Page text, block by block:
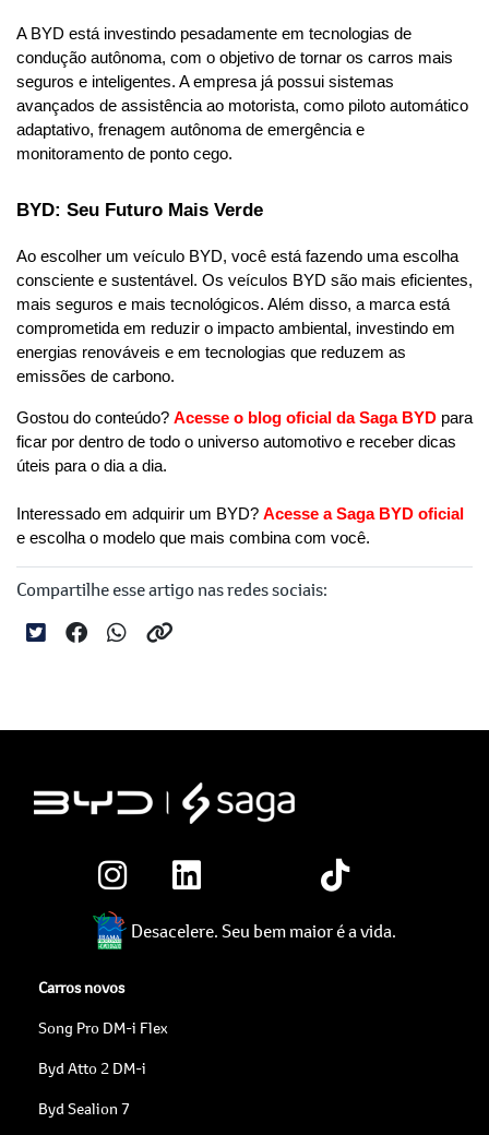
A BYD está investindo pesadamente em tecnologias de
condução autônoma, com o objetivo de tornar os carros mais
seguros e inteligentes. A empresa já possui sistemas
avançados de assistência ao motorista, como piloto automático
adaptativo, frenagem autônoma de emergência e
monitoramento de ponto cego.
BYD: Seu Futuro Mais Verde
Ao escolher um veículo BYD, você está fazendo uma escolha
consciente e sustentável. Os veículos BYD são mais eficientes,
mais seguros e mais tecnológicos. Além disso, a marca está
comprometida em reduzir o impacto ambiental, investindo em
energias renováveis e em tecnologias que reduzem as
emissões de carbono.
Gostou do conteúdo? Acesse o blog oficial da Saga BYD para
ficar por dentro de todo o universo automotivo e receber dicas
úteis para o dia a dia.
Interessado em adquirir um BYD? Acesse a Saga BYD oficial
e escolha o modelo que mais combina com você.
Compartilhe esse artigo nas redes sociais:
Desacelere. Seu bem maior é a vida.
Carros novos
Song Pro DM-i Flex
Byd Atto 2 DM-i
Byd Sealion 7